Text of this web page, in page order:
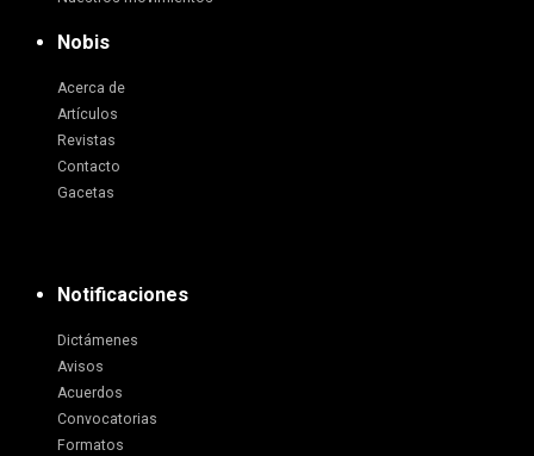
Nobis
Acerca de
Artículos
Revistas
Contacto
Gacetas
Notificaciones
Dictámenes
Avisos
Acuerdos
Convocatorias
Formatos